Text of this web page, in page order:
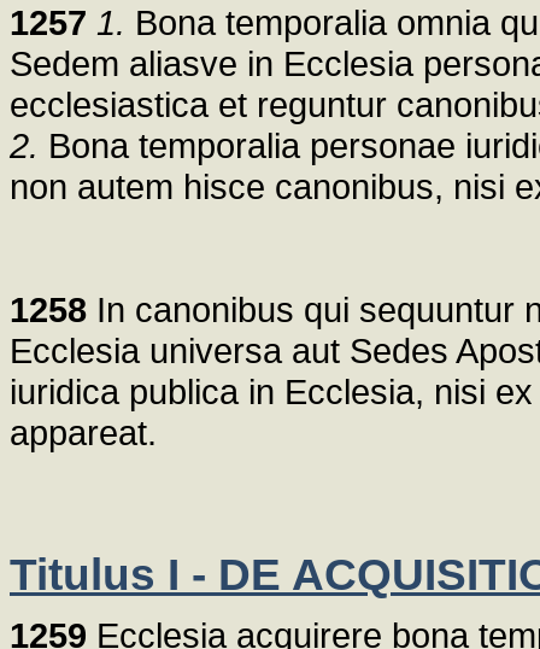
1257 1. Bona temporalia omnia
Sedem aliasve in Ecclesia
ecclesiastica et reguntur
2. Bona temporalia personae
non autem hisce canonibus, nisi
1258 In canonibus qui sequuntur
Ecclesia universa aut Sedes
iuridica publica in Ecclesia, nisi
appareat.
Titulus I - DE
1259 Ecclesia acquirere bona